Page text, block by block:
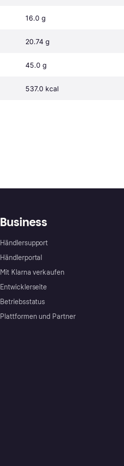
16.0 g
20.74 g
45.0 g
537.0 kcal
Business
Händlersupport
Händlerportal
Mit Klarna verkaufen
Entwicklerseite
Betriebsstatus
Plattformen und Partner